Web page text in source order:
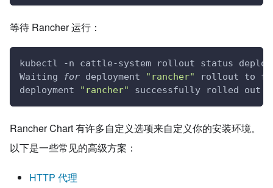
等待 Rancher 运行：
kubectl -n cattle-system rollout status
Waiting
for deployment "rancher"
rollout to
deployment
"rancher" successfully rolled out
Rancher Chart 有许多自定义选项来自定义你的安装环境。
以下是一些常见的高级方案：
HTTP 代理